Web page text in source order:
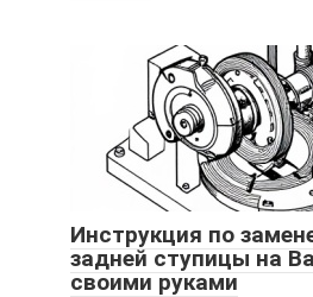
Инструкция по
задней ступицы на
своими руками